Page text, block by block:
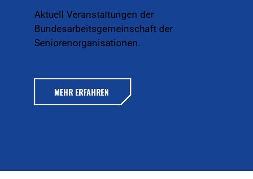
Aktuell Veranstaltungen der
Bundesarbeitsgemeinschaft der
Seniorenorganisationen.
MEHR ERFAHREN